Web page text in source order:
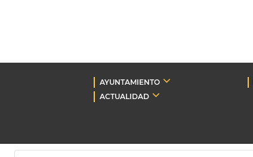
AYUNTAMIENTO
ACTUALIDAD